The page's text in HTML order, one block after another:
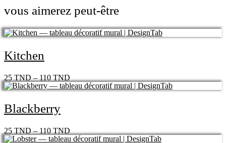
vous aimerez peut-être
Kitchen
25TND–110TND
Blackberry
25TND–110TND